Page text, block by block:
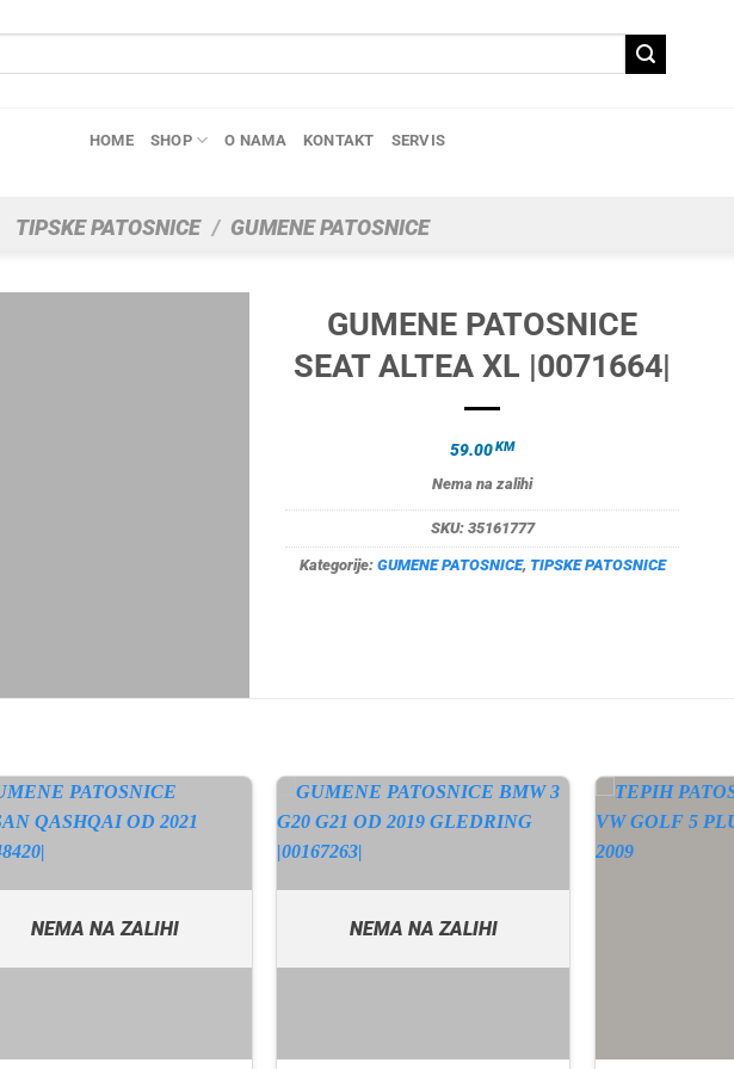
HOME SHOP O NAMA KONTAKT SERVIS
TIPSKE PATOSNICE / GUMENE PATOSNICE
GUMENE PATOSNICE
SEAT ALTEA XL |0071664|
59.00KM
Nema na zalihi
SKU: 35161777
Kategorije: GUMENE PATOSNICE, TIPSKE PATOSNICE
NEMA NA ZALIHI NEMA NA ZALIHI